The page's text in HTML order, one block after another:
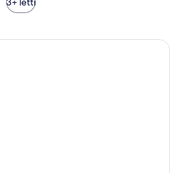
Una camera d'albergo moderna